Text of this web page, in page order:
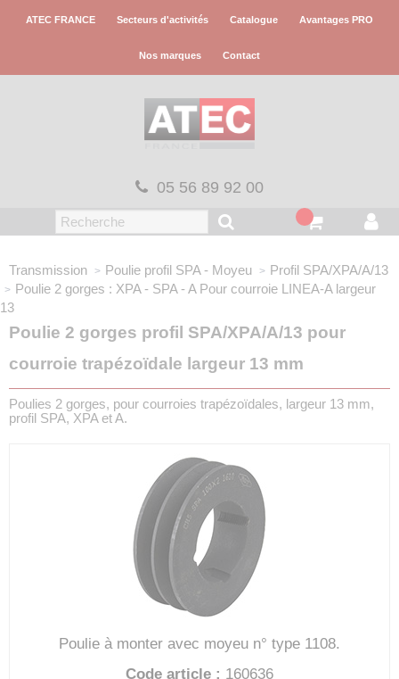
ATEC FRANCE Secteurs d'activités Catalogue Avantages PRO
Nos marques Contact
05 56 89 92 00
Transmission Poulie profil SPA - Moyeu
Profil SPA/XPA/A/13
Poulie 2 gorges : XPA - SPA - APour courroie LINEA-A largeur
13
Poulie 2 gorges profil SPA/XPA/A/13 pour
courroie trapézoïdale largeur 13 mm
Poulies 2 gorges, pour courroies trapézoïdales, largeur 13 mm,
profil SPA, XPA et A.
Poulie à monter avec moyeu n° type 1108.
Code article : 160636